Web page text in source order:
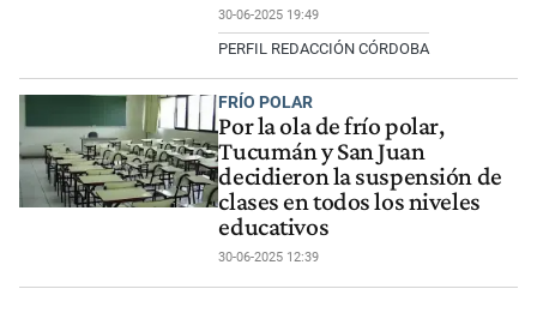
30-06-2025 19:49
PERFIL REDACCIÓN CÓRDOBA
FRÍO POLAR
Por la ola de frío polar,
Tucumán y San Juan
decidieron la suspensión de
clases en todos los niveles
educativos
30-06-2025 12:39